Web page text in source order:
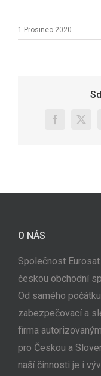
1.Prosinec 2020
Facebook
X
O NÁS
Společnost
českou obchodní
Od samého
zabezpečovací a
firma
pro Českou a
naší činnosti je i